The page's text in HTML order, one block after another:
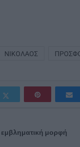
ΝΙΚΌΛΑΟΣ
μορφή